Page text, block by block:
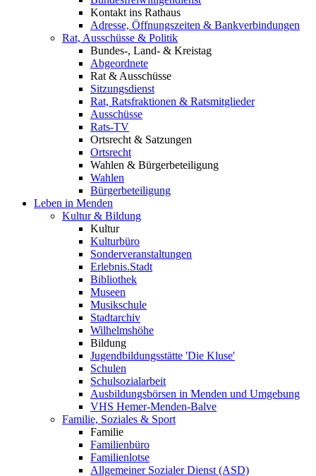
Kontakt ins Rathaus
Adresse, Öffnungszeiten & Bankverbindungen
Rat, Ausschüsse & Politik
Bundes-, Land- & Kreistag
Abgeordnete
Rat & Ausschüsse
Sitzungsdienst
Rat, Ratsfraktionen & Ratsmitglieder
Ausschüsse
Rats-TV
Ortsrecht & Satzungen
Ortsrecht
Wahlen & Bürgerbeteiligung
Wahlen
Bürgerbeteiligung
Leben in Menden
Kultur & Bildung
Kultur
Kulturbüro
Sonderveranstaltungen
Erlebnis.Stadt
Bibliothek
Museen
Musikschule
Stadtarchiv
Wilhelmshöhe
Bildung
Jugendbildungsstätte 'Die Kluse'
Schulen
Schulsozialarbeit
Ausbildungsbörsen in Menden und Umgebung
VHS Hemer-Menden-Balve
Familie, Soziales & Sport
Familie
Familienbüro
Familienlotse
Allgemeiner Sozialer Dienst (ASD)